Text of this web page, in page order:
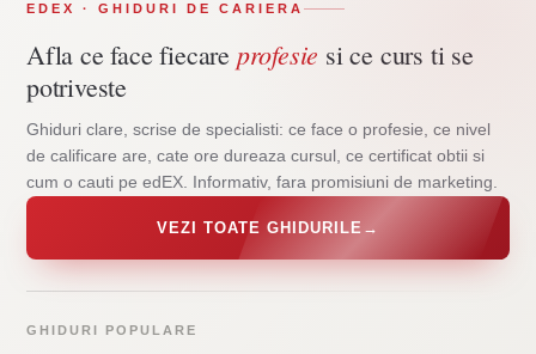
EDEX · GHIDURI DE CARIERA
Afla ce face fiecare profesie si ce curs ti se
potriveste
Ghiduri clare, scrise de specialisti: ce face o profesie, ce nivel
de calificare are, cate ore dureaza cursul, ce certificat obtii si
cum o cauti pe edEX. Informativ, fara promisiuni de marketing.
VEZI TOATE GHIDURILE →
GHIDURI POPULARE